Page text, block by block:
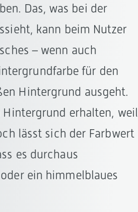
Das, was bei der
kann beim Nutzer
– wenn auch
für den
Hintergrund ausgeht.
Hintergrund erhalten, weil
lässt sich der Farbwert
es durchaus
ein himmelblaues